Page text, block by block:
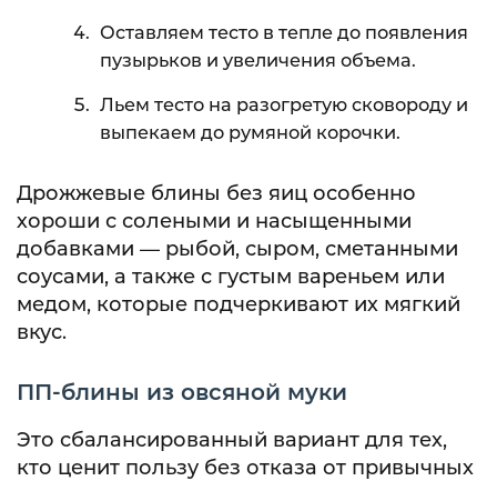
Оставляем тесто в тепле до появления
пузырьков и увеличения объема.
Льем тесто на разогретую сковороду и
выпекаем до румяной корочки.
Дрожжевые блины без яиц особенно
хороши с солеными и насыщенными
добавками — рыбой, сыром, сметанными
соусами, а также с густым вареньем или
медом, которые подчеркивают их мягкий
вкус.
ПП-блины из овсяной муки
Это сбалансированный вариант для тех,
кто ценит пользу без отказа от привычных